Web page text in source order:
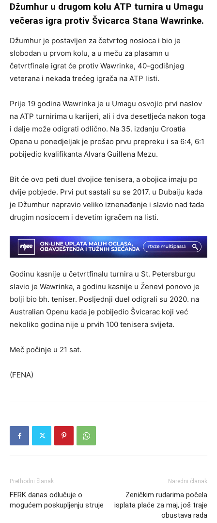
Džumhur u drugom kolu ATP turnira u Umagu
večeras igra protiv Švicarca Stana Wawrinke.
Džumhur je postavljen za četvrtog nosioca i bio je
slobodan u prvom kolu, a u meču za plasamn u
četvrtfinale igrat će protiv Wawrinke, 40-godišnjeg
veterana i nekada trećeg igrača na ATP listi.
Prije 19 godina Wawrinka je u Umagu osvojio prvi naslov
na ATP turnirima u karijeri, ali i dva desetljeća nakon toga
i dalje može odigrati odlično. Na 35. izdanju Croatia
Opena u ponedjeljak je prošao prvu prepreku i sa 6:4, 6:1
pobijedio kvalifikanta Alvara Guillena Mezu.
Bit će ovo peti duel dvojice tenisera, a obojica imaju po
dvije pobjede. Prvi put sastali su se 2017. u Dubaiju kada
je Džumhur napravio veliko iznenađenje i slavio nad tada
drugim nosiocem i devetim igračem na listi.
Godinu kasnije u četvrtfinalu turnira u St. Petersburgu
slavio je Wawrinka, a godinu kasnije u Ženevi ponovo je
bolji bio bh. teniser. Posljednji duel odigrali su 2020. na
Australian Openu kada je pobijedio Švicarac koji već
nekoliko godina nije u prvih 100 tenisera svijeta.
Meč počinje u 21 sat.
(FENA)
Prethodni članak
FERK danas odlučuje o
mogućem poskupljenju struje
Naredni članak
Zeničkim rudarima počela
isplata plaće za maj, još traje
obustava rada